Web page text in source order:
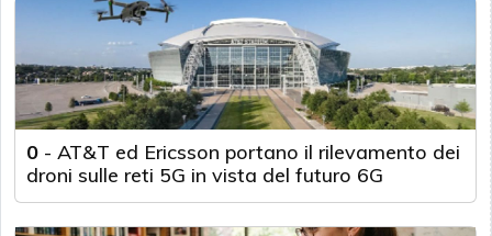
0 - AT&T ed Ericsson portano il rilevamento dei
droni sulle reti 5G in vista del futuro 6G